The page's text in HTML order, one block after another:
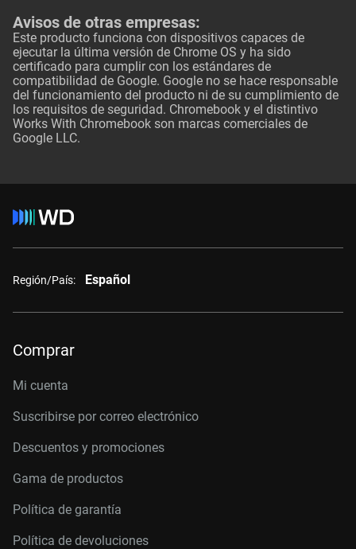
Avisos de otras empresas:
Este producto funciona con dispositivos capaces de
ejecutar la última versión de Chrome OS y ha sido
certificado para cumplir con los estándares de
compatibilidad de Google. Google no se hace responsable
del funcionamiento del producto ni de su cumplimiento de
los requisitos de seguridad. Chromebook y el distintivo
Works With Chromebook son marcas comerciales de
Google LLC.
Región/País: Español
Comprar
Mi cuenta
Suscribirse por correo electrónico
Descuentos y promociones
Gama de productos
Política de garantía
Política de devoluciones